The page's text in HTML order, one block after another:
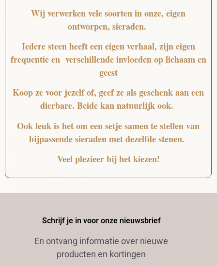
Wij verwerken vele soorten in onze, eigen
ontworpen, sieraden.
Iedere steen heeft een eigen verhaal, zijn eigen
frequentie en verschillende invloeden op lichaam en
geest
Koop ze voor jezelf of, geef ze als geschenk aan een
dierbare. Beide kan natuurlijk ook.
Ook leuk is het om een setje samen te stellen van
bijpassende sieraden met dezelfde stenen.
Veel plezieer bij het kiezen!
Schrijf je in voor onze nieuwsbrief
En ontvang informatie over nieuwe
producten en kortingen